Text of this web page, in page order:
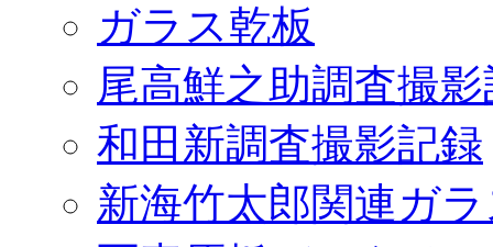
ガラス乾板
尾高鮮之助調査撮
和田新調査撮影記録
新海竹太郎関連ガ